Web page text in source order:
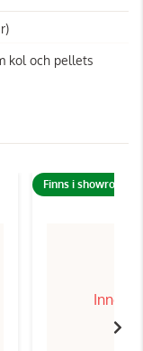
kol och pellets
Finns i showroom!